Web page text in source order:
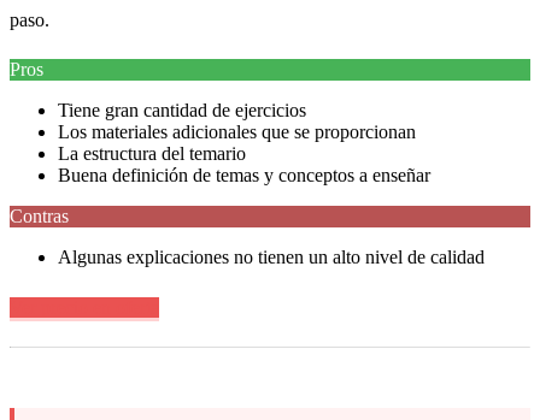
paso.
Pros
Tiene gran cantidad de ejercicios
Los materiales adicionales que se proporcionan
La estructura del temario
Buena definición de temas y conceptos a enseñar
Contras
Algunas explicaciones no tienen un alto nivel de calidad